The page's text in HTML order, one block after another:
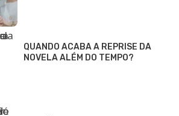
QUANDO ACABA A REPRISE DA
NOVELA ALÉM DO TEMPO?